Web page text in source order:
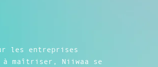
les entreprises
à maîtriser, Niiwaa se